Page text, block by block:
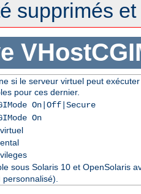
supprimés
si le serveur virtuel peut
pour ces dernier.
On|Off|Secure
On
sous Solaris 10 et OpenSolaris